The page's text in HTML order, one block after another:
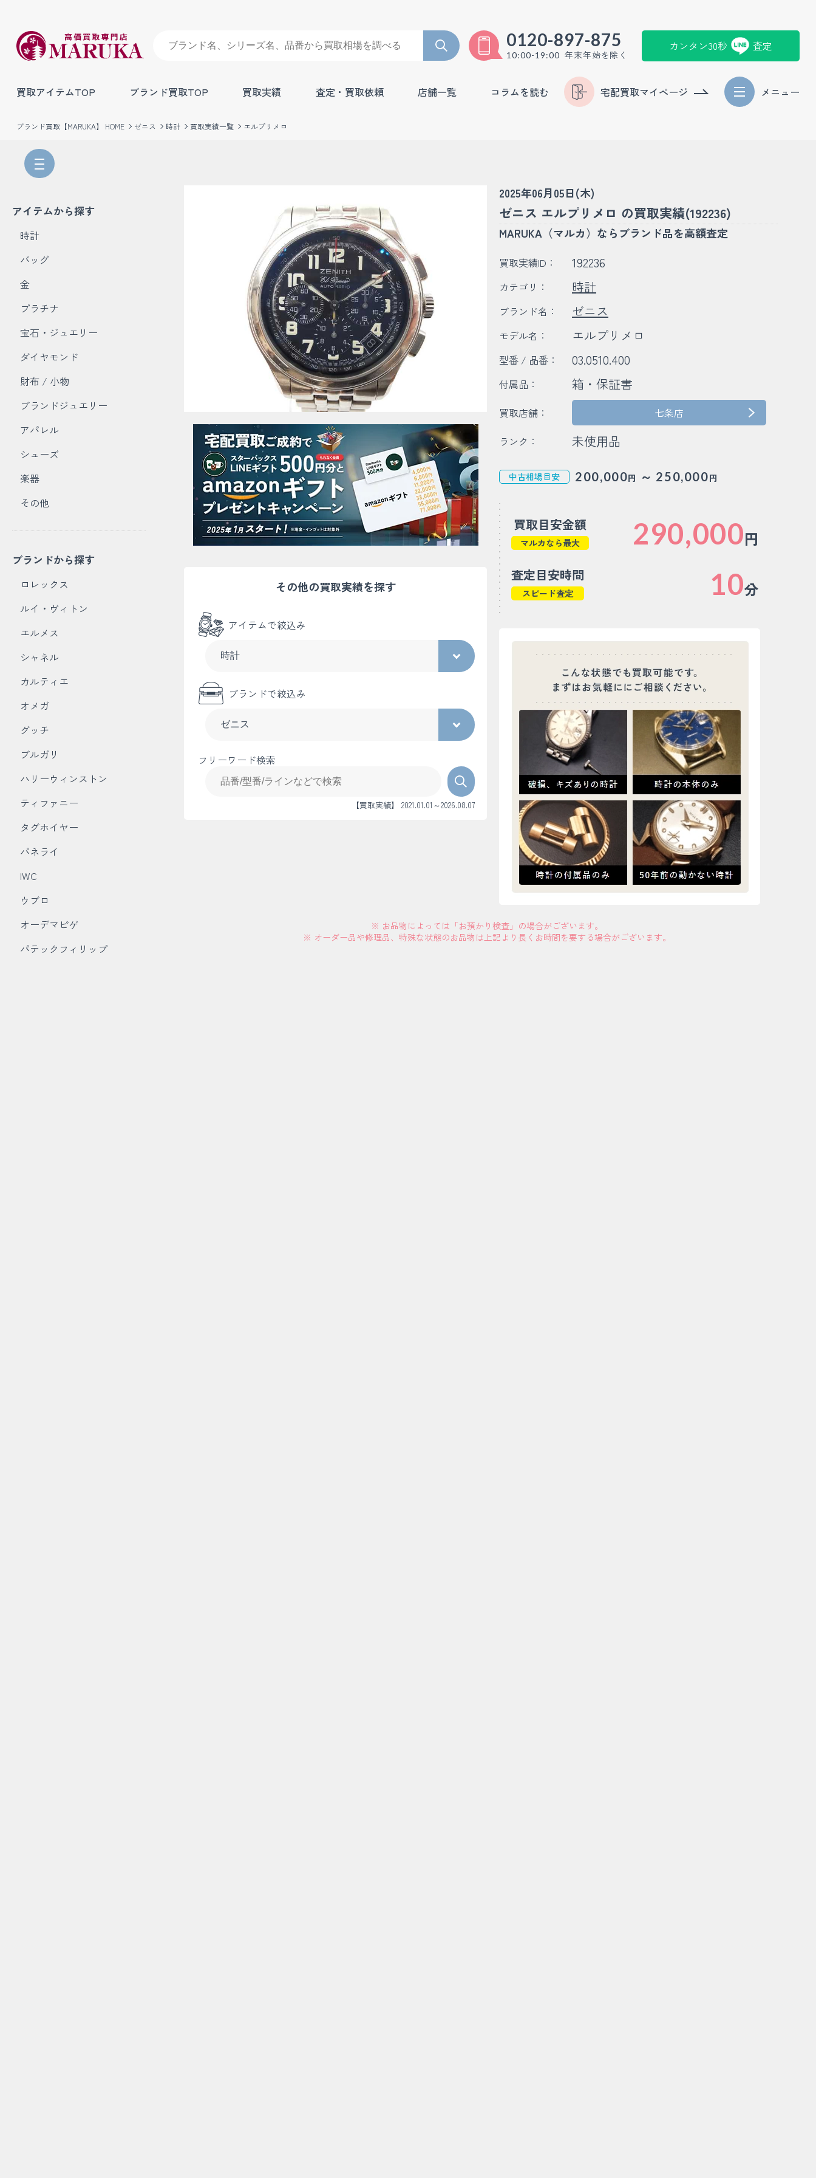
0120-897-875
10:00-19:00 年末年始を除く
カンタン30秒 査定
買取アイテムTOP ブランド買取TOP 買取実績 査定・買取依頼 店舗一覧 コラムを読む 宅配買取マイページ メニュー
ブランド買取【MARUKA】 HOME ゼニス 時計 買取実績一覧 エルプリメロ
アイテムから探す
時計
バッグ
金
プラチナ
宝石・ジュエリー
ダイヤモンド
財布 / 小物
ブランドジュエリー
アパレル
シューズ
楽器
その他
ブランドから探す
ロレックス
ルイ・ヴィトン
エルメス
シャネル
カルティエ
オメガ
グッチ
ブルガリ
ハリーウィンストン
ティファニー
タグホイヤー
パネライ
IWC
ウブロ
オーデマピゲ
パテックフィリップ
その他の買取実績を探す
アイテムで絞込み
ブランドで絞込み
フリーワード検索
【買取実績】 2021.01.01～2026.08.07
2025年06月05日(木)
ゼニス エルプリメロ の買取実績(192236)
MARUKA（マルカ）ならブランド品を高額査定
買取実績ID： 192236
カテゴリ： 時計
ブランド名： ゼニス
モデル名： エルプリメロ
型番 / 品番： 03.0510.400
付属品： 箱・保証書
買取店舗：
七条店
ランク：
未使⽤品
中古相場目安 200,000円 ～ 250,000円
買取目安金額
マルカなら最大 290,000円
査定目安時間
スピード査定 10分
※ お品物によっては「お預かり検査」の場合がございます。
※ オーダー品や修理品、特殊な状態のお品物は上記より長くお時間を要する場合がございます。